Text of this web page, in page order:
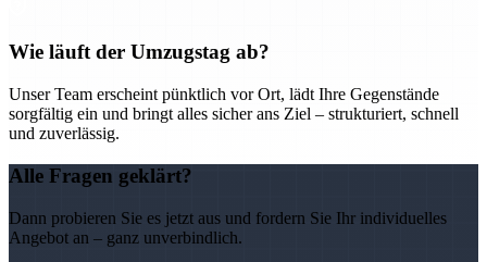
Wie läuft der Umzugstag ab?
Unser Team erscheint pünktlich vor Ort, lädt Ihre Gegenstände
sorgfältig ein und bringt alles sicher ans Ziel – strukturiert, schnell
und zuverlässig.
Alle Fragen geklärt?
Dann probieren Sie es jetzt aus und fordern Sie Ihr individuelles
Angebot an – ganz unverbindlich.